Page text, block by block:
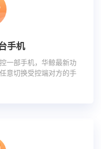
手机
一部手机，华鲸最新功
意切换受控端对方的手